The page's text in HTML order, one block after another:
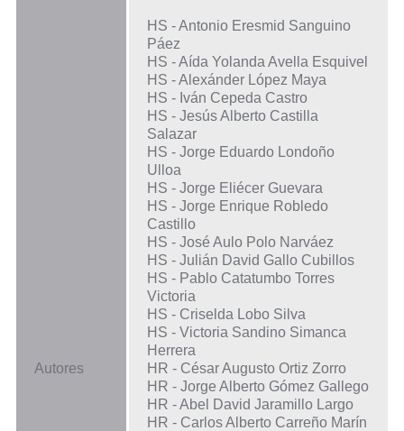
Autores
HS - Antonio Eresmid Sanguino
Páez
HS - Aída Yolanda Avella Esquivel
HS - Alexánder López Maya
HS - Iván Cepeda Castro
HS - Jesús Alberto Castilla
Salazar
HS - Jorge Eduardo Londoño
Ulloa
HS - Jorge Eliécer Guevara
HS - Jorge Enrique Robledo
Castillo
HS - José Aulo Polo Narváez
HS - Julián David Gallo Cubillos
HS - Pablo Catatumbo Torres
Victoria
HS - Criselda Lobo Silva
HS - Victoria Sandino Simanca
Herrera
HR - César Augusto Ortiz Zorro
HR - Jorge Alberto Gómez Gallego
HR - Abel David Jaramillo Largo
HR - Carlos Alberto Carreño Marín